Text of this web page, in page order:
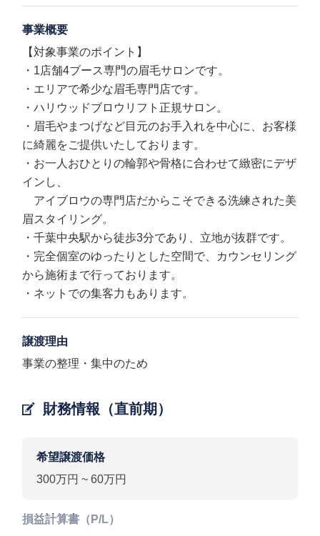
事業概要
【対象事業のポイント】
・1店舗4ブース専門の眉毛サロンです。
・エリアで希少な眉毛専門店です。
・ハリウッドブロウリフト正規サロン。
・眉毛やまつげなど目元のお手入れを中心に、お客様
に綺麗をご提供いたしております。
・お一人おひとりの輪郭や骨格に合わせて緻密にデザ
インし、
アイブロウの専門店だからこそできる洗練された美
眉スタイリング。
・千葉中央駅から徒歩3分であり、立地が抜群です。
・完全個室のゆったりとした空間で、カウンセリング
から施術まで行っております。
・ネットでの集客力もあります。
譲渡理由
事業の整理・集中のため
財務情報（直前期）
希望譲渡価格
300万円 ~ 60万円
損益計算書（P/L）